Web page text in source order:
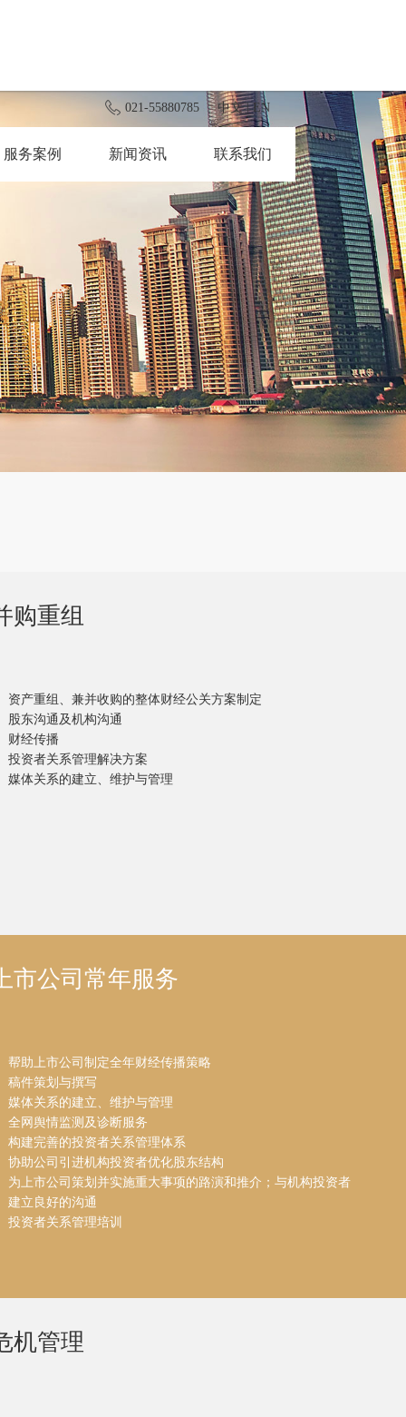
021-55880785 中文 | EN
服务案例 新闻资讯 联系我们
购重组
资产重组、兼并收购的整体财经公关方案制定
股东沟通及机构沟通
财经传播
投资者关系管理解决方案
媒体关系的建立、维护与管理
市公司常年服务
帮助上市公司制定全年财经传播策略
稿件策划与撰写
媒体关系的建立、维护与管理
全网舆情监测及诊断服务
构建完善的投资者关系管理体系
协助公司引进机构投资者优化股东结构
为上市公司策划并实施重大事项的路演和推介；与机构投资者
建立良好的沟通
投资者关系管理培训
机管理